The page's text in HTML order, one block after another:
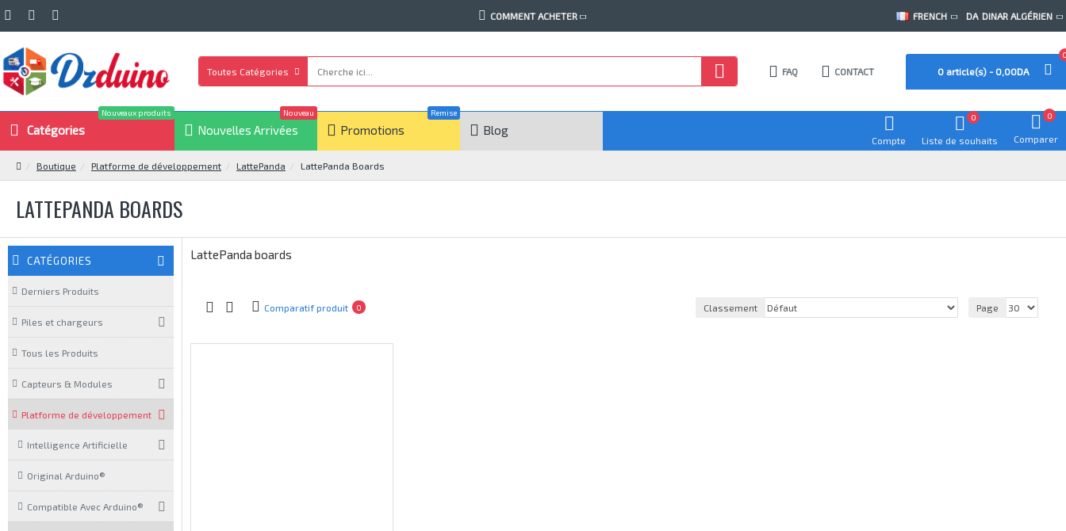
COMMENT ACHETER FRENCH DA DINAR ALGÉRIEN
Toutes Catégories FAQ CONTACT 0 article(s) - 0,00DA
Catégories
Nouveaux produits
Nouvelles Arrivées
Nouveau
Promotions
Remise
Blog
Compte Liste de souhaits
0
Comparer
0
Boutique Platforme de développement LattePanda LattePanda Boards
LATTEPANDA BOARDS
CATÉGORIES
Derniers Produits
Piles et chargeurs
Tous les Produits
Capteurs & Modules
Platforme de développement
Intelligence Artificielle
Original Arduino®
Compatible Avec Arduino®
LattePanda boards
Comparatif produit 0 Classement Page